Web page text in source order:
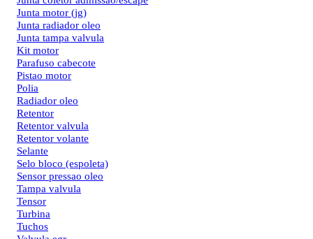
Junta motor (jg)
Junta radiador oleo
Junta tampa valvula
Kit motor
Parafuso cabecote
Pistao motor
Polia
Radiador oleo
Retentor
Retentor valvula
Retentor volante
Selante
Selo bloco (espoleta)
Sensor pressao oleo
Tampa valvula
Tensor
Turbina
Tuchos